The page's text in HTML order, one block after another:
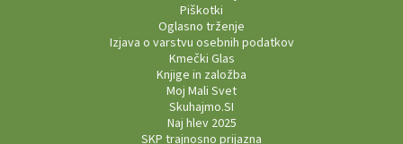
Piškotki
Oglasno trženje
Izjava o varstvu osebnih podatkov
Kmečki Glas
Knjige in založba
Moj Mali Svet
Skuhajmo.SI
Naj hlev 2025
SKP trajnosno prijazna